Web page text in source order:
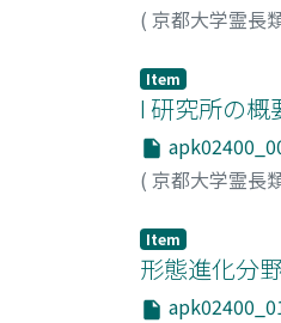
( 京都大学霊長
Item
I 研究所の概
( 京都大学霊長
Item
形態進化分